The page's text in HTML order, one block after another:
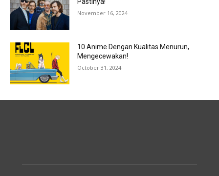
Pastinya!
November 16, 2024
10 Anime Dengan Kualitas Menurun,
Mengecewakan!
October 31, 2024